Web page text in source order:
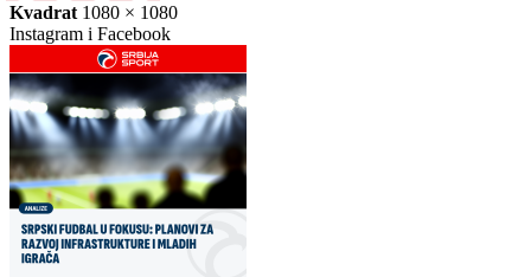
Instagram objava1080 × 1350
Uspravna objava